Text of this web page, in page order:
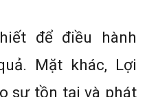
để điều hành
Mặt khác, Lợi
sự tồn tại và phát